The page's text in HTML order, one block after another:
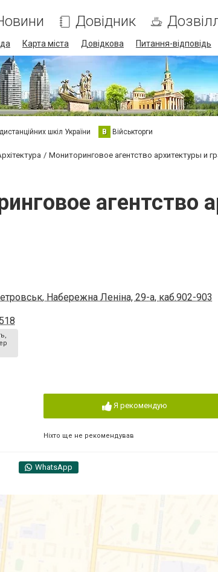
Довідник
Карта міста Довідкова Питання-відповідь
шкіл України В Військторги
Мониторинговое агентство архитектуры и
агентство
Набережна Леніна, 29-а, каб.902-903
Я рекомендую
Ніхто ще не рекомендував
WhatsApp